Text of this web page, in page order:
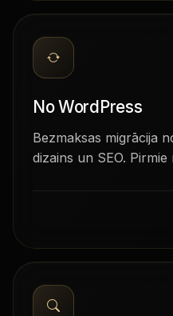
No WordPress
Bezmaksas migrācija
dizains un SEO.